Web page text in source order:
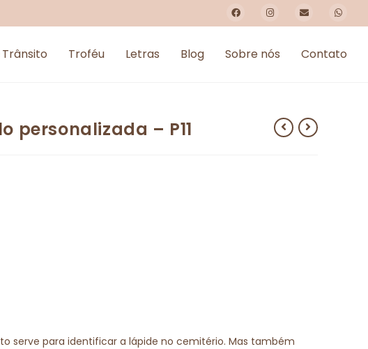
Troféu Letras Blog Sobre nós Contato
personalizada – P11
serve para identificar a lápide no cemitério. Mas também